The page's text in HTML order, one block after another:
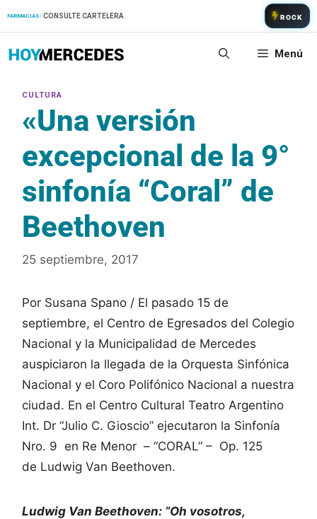
FARMACIAS: CONSULTE CARTELERA ROCK
Menú
«Una versión
excepcional de la 9°
sinfonía “Coral” de
Beethoven
25 septiembre, 2017
Por Susana Spano / El pasado 15 de
septiembre, el Centro de Egresados del Colegio
Nacional y la Municipalidad de Mercedes
auspiciaron la llegada de la Orquesta Sinfónica
Nacional y el Coro Polifónico Nacional a nuestra
ciudad. En el Centro Cultural Teatro Argentino
Int. Dr “Julio C. Gioscio” ejecutaron la Sinfonía
Nro. 9 en Re Menor – “CORAL” – Op. 125
de Ludwig Van Beethoven.
Ludwig Van Beethoven: “Oh vosotros,